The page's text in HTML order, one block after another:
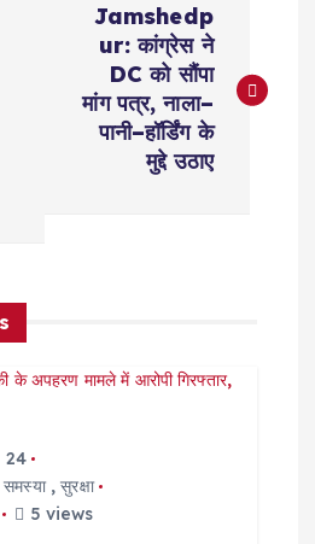
Jamshedp
ur: कांग्रेस ने
DC को सौंपा
मांग पत्र, नाला–
पानी–हॉर्डिंग के
मुद्दे उठाए
24
समस्या,सुरक्षा
5 views